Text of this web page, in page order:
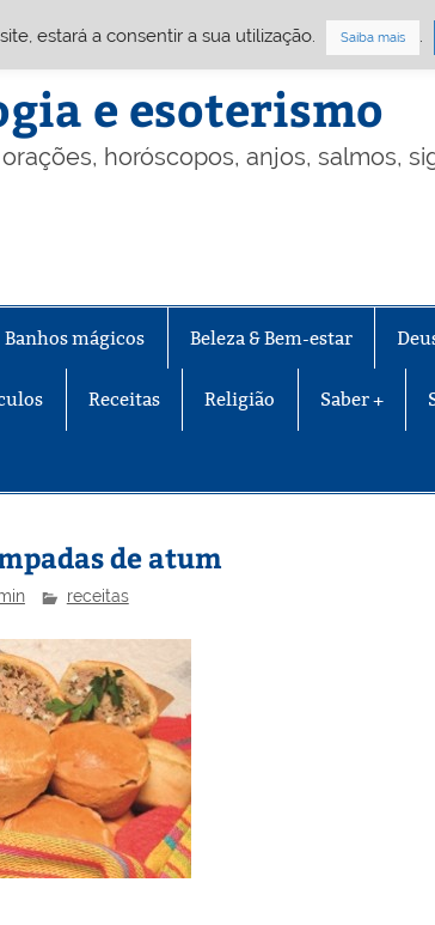
e esoterismo
horóscopos, anjos, salmos,
Banhos mágicos Beleza & Bem-estar
Receitas Religião Saber +
de atum
receitas
estará a consentir a sua utilização. Saiba mais .